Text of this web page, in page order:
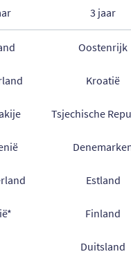
3 jaar
Oostenrijk
Kroatië
Tsjechische
Estland
Finland
Duitsland